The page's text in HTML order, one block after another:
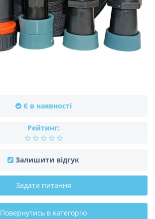
Є в наявності
Рейтинг:
Залишити відгук
Задати питання
Повернутись в категорію